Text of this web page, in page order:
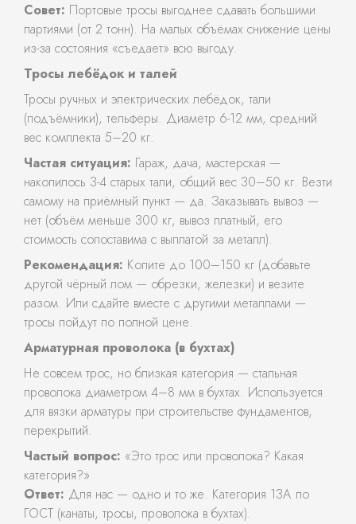
Совет: Портовые тросы выгоднее сдавать большими
партиями (от 2 тонн). На малых объёмах снижение цены
из-за состояния «съедает» всю выгоду.
Тросы лебёдок и талей
Тросы ручных и электрических лебёдок, тали
(подъёмники), тельферы. Диаметр 6-12 мм, средний
вес комплекта 5–20 кг.
Частая ситуация: Гараж, дача, мастерская —
накопилось 3-4 старых тали, общий вес 30–50 кг. Везти
самому на приёмный пункт — да. Заказывать вывоз —
нет (объём меньше 300 кг, вывоз платный, его
стоимость сопоставима с выплатой за металл).
Рекомендация: Копите до 100–150 кг (добавьте
другой чёрный лом — обрезки, железки) и везите
разом. Или сдайте вместе с другими металлами —
тросы пойдут по полной цене.
Арматурная проволока (в бухтах)
Не совсем трос, но близкая категория — стальная
проволока диаметром 4–8 мм в бухтах. Используется
для вязки арматуры при строительстве фундаментов,
перекрытий.
Частый вопрос: «Это трос или проволока? Какая
категория?»
Ответ: Для нас — одно и то же. Категория 13А по
ГОСТ (канаты, тросы, проволока в бухтах).